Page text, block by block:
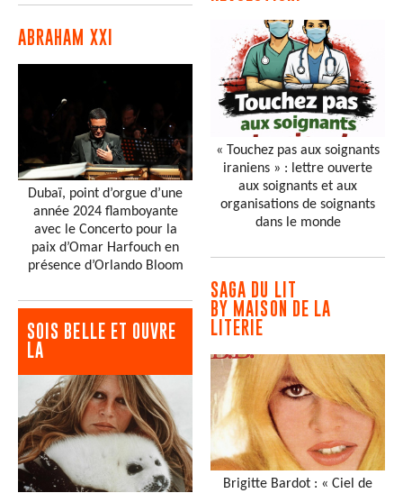
ABRAHAM XXI
Dubaï, point d’orgue d’une
année 2024 flamboyante
avec le Concerto pour la
paix d’Omar Harfouch en
présence d’Orlando Bloom
SOIS BELLE ET OUVRE
LA
« Touchez pas aux soignants
iraniens » : lettre ouverte
aux soignants et aux
organisations de soignants
dans le monde
SAGA DU LIT
BY MAISON DE LA
LITERIE
Brigitte Bardot : « Ciel de